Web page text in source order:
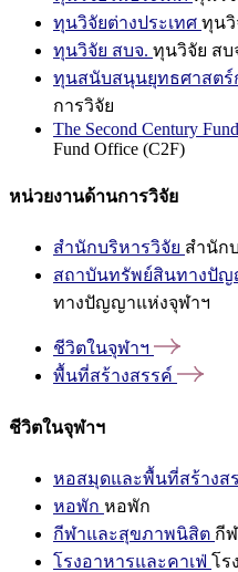
ทุนวิจัยต่างประเทศ ทุนวิ
ทุนวิจัย สบจ. ทุนวิจัย สบ
ทุนสนับสนุนยุทธศาสตร์
การวิจัย
The Second Century
Fund Office (C2F)
หน่วยงานด้านการวิจัย
สำนักบริหารวิจัย สำนัก
สถาบันทรัพย์สินทางปัญ
ทางปัญญาแห่งจุฬาฯ
ชีวิตในจุฬาฯ
พื้นที่สร้างสรรค์
ชีวิตในจุฬาฯ
หอสมุดและพื้นที่สร้างส
หอพัก หอพัก
กีฬาและสุขภาพนิสิต กี
โรงอาหารและคาเฟ่ โร